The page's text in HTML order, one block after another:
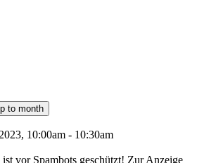
to month
10:00am - 10:30am
vor Spambots geschützt! Zur Anzeige